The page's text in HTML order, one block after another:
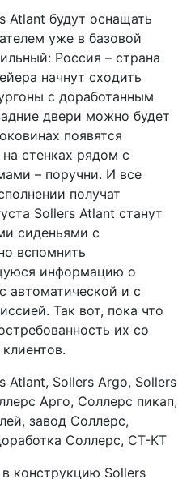
Atlant будут оснащать
уже в базовой
Россия – страна
начнут сходить
с доработанным
двери можно будет
появятся
стенках рядом с
– поручни. И все
получат
Sollers Atlant станут
сиденьями с
вспомнить
информацию о
автоматической и с
Так вот, пока что
их со
конструкцию Sollers